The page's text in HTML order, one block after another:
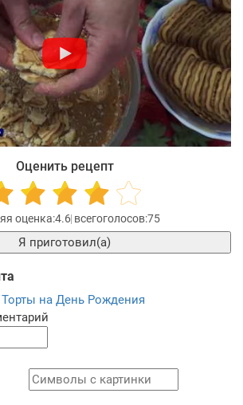
Оценить рецепт
4.6 75
Я приготовил(а)
Торты на День Рождения